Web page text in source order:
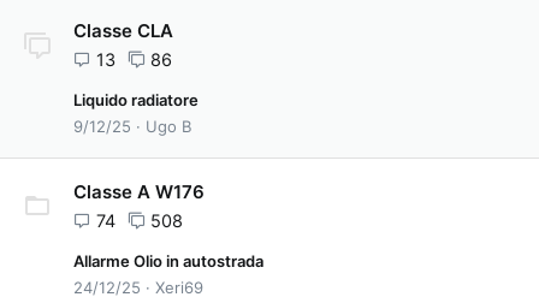
Classe CLA
13 86
Liquido radiatore
9/12/25
Ugo B
Classe A W176
74 508
Allarme Olio in autostrada
24/12/25
Xeri69